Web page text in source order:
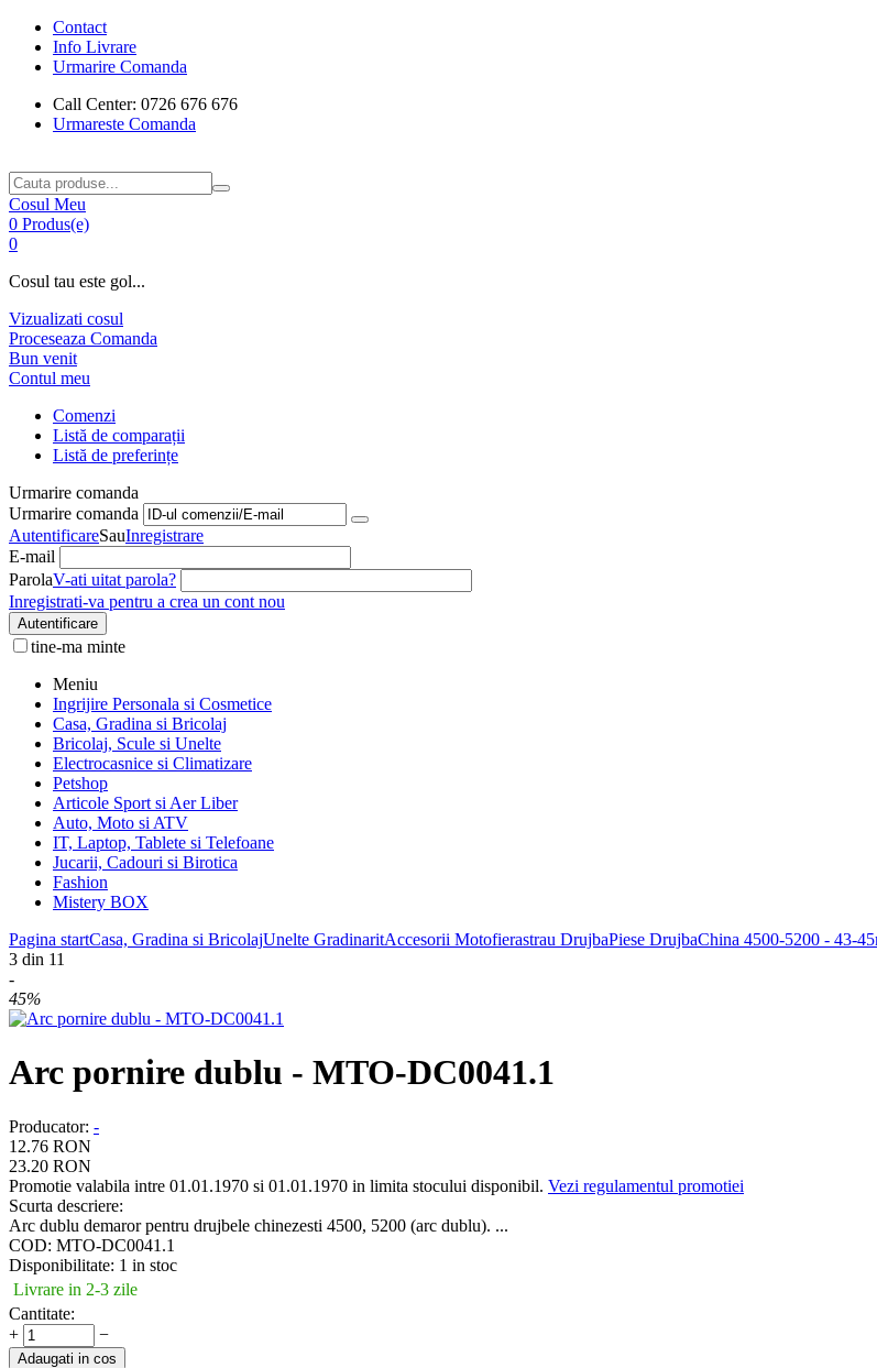
Contact
Info Livrare
Urmarire Comanda
Call Center: 0726 676 676
Urmareste Comanda
Cosul Meu
0 Produs(e)
0
Cosul tau este gol...
Vizualizati cosul
Proceseaza Comanda
Bun venit
Contul meu
Comenzi
Listă de comparații
Listă de preferințe
Urmarire comanda
Urmarire comanda
AutentificareSauInregistrare
E-mail
ParolaV-ati uitat parola?
Inregistrati-va pentru a crea un cont nou
Autentificare
tine-ma minte
Meniu
Ingrijire Personala si Cosmetice
Casa, Gradina si Bricolaj
Bricolaj, Scule si Unelte
Electrocasnice si Climatizare
Petshop
Articole Sport si Aer Liber
Auto, Moto si ATV
IT, Laptop, Tablete si Telefoane
Jucarii, Cadouri si Birotica
Fashion
Mistery BOX
Pagina startCasa, Gradina si BricolajUnelte GradinaritAccesorii Motofierastrau DrujbaPiese DrujbaChina 4500-5200 - 43-
3 din 11
-
45%
Arc pornire dublu - MTO-DC0041.1
Producator: -
12.76 RON
23.20 RON
Promotie valabila intre 01.01.1970 si 01.01.1970 in limita stocului disponibil. Vezi regulamentul promotiei
Scurta descriere:
Arc dublu demaror pentru drujbele chinezesti 4500, 5200 (arc dublu). ...
COD: MTO-DC0041.1
Disponibilitate: 1 in stoc
Livrare in 2-3 zile
Cantitate:
+
−
Adaugati in cos